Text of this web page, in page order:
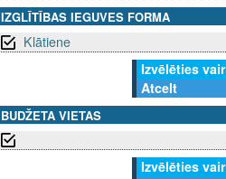
IZGLĪTĪBAS IEGUVES FORMA
Klātiene
Izvēlēties
Atcelt
BUDŽETA VIETAS
Izvēlēties
SEKO MUMS